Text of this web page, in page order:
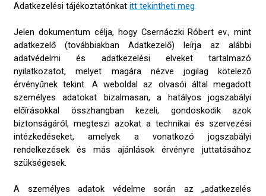
Adatkezelési tájékoztatónkat itt tekintheti meg.
Jelen dokumentum célja, hogy Csernáczki Róbert ev., mint
adatkezelő (továbbiakban Adatkezelő) leírja az alábbi
adatvédelmi és adatkezelési elveket tartalmazó
nyilatkozatot, melyet magára nézve jogilag kötelező
érvényűnek tekint. A weboldal az olvasói által megadott
személyes adatokat bizalmasan, a hatályos jogszabályi
előírásokkal összhangban kezeli, gondoskodik azok
biztonságáról, megteszi azokat a technikai és szervezési
intézkedéseket, amelyek a vonatkozó jogszabályi
rendelkezések és más ajánlások érvényre juttatásához
szükségesek.
A személyes adatok védelme során az „adatkezelés